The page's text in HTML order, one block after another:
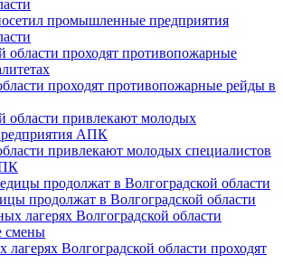
промышленные предприятия
проходят противопожарные рейды в
привлекают молодых специалистов
продолжат в Волгоградской области
лагерях Волгоградской области проходят